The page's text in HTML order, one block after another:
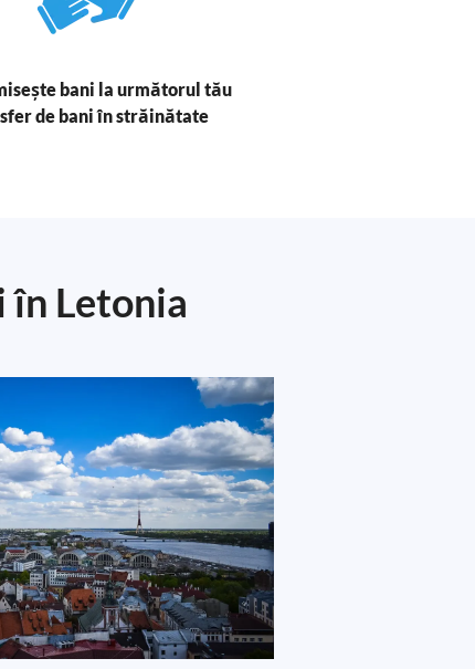
bani la următorul tău
de bani în străinătate
în Letonia